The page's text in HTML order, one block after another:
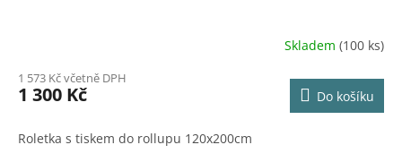
Skladem (100 ks)
1 573 Kč včetně DPH
1 300 Kč Do košíku
Roletka s tiskem do rollupu 120x200cm